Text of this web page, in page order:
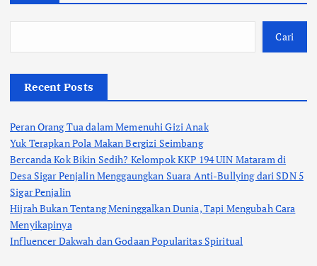
Cari
Recent Posts
Peran Orang Tua dalam Memenuhi Gizi Anak
Yuk Terapkan Pola Makan Bergizi Seimbang
Bercanda Kok Bikin Sedih? Kelompok KKP 194 UIN Mataram di
Desa Sigar Penjalin Menggaungkan Suara Anti-Bullying dari SDN 5
Sigar Penjalin
Hijrah Bukan Tentang Meninggalkan Dunia, Tapi Mengubah Cara
Menyikapinya
Influencer Dakwah dan Godaan Popularitas Spiritual